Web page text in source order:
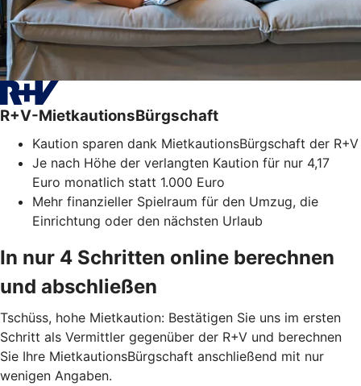
R+V-MietkautionsBürgschaft
Kaution sparen dank MietkautionsBürgschaft der R+V
Je nach Höhe der verlangten Kaution für nur 4,17
Euro monatlich statt 1.000 Euro
Mehr finanzieller Spielraum für den Umzug, die
Einrichtung oder den nächsten Urlaub
In nur 4 Schritten online berechnen
und abschließen
Tschüss, hohe Mietkaution: Bestätigen Sie uns im ersten
Schritt als Vermittler gegenüber der R+V und berechnen
Sie Ihre MietkautionsBürgschaft anschließend mit nur
wenigen Angaben.